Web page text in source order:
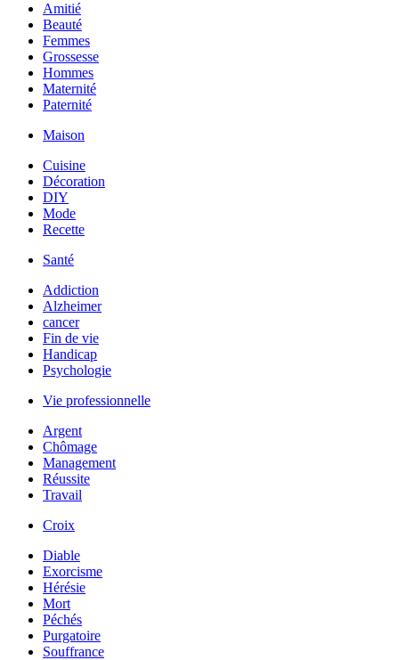
Amitié
Beauté
Femmes
Grossesse
Hommes
Maternité
Paternité
Maison
Cuisine
Décoration
DIY
Mode
Recette
Santé
Addiction
Alzheimer
cancer
Fin de vie
Handicap
Psychologie
Vie professionnelle
Argent
Chômage
Management
Réussite
Travail
Croix
Diable
Exorcisme
Hérésie
Mort
Péchés
Purgatoire
Souffrance